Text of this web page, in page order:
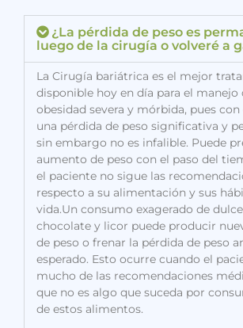
¿La pérdida de peso es
luego de la cirugía o volveré a
La Cirugía bariátrica es el mejor
disponible hoy en día para el manejo
obesidad severa y mórbida, pues con
una pérdida de peso significativa y
sin embargo no es infalible. Puede
aumento de peso con el paso del
el paciente no sigue las
respecto a su alimentación y sus
vida.Un consumo exagerado de
chocolate y licor puede producir
de peso o frenar la pérdida de peso
esperado. Esto ocurre cuando el
mucho de las recomendaciones
que no es algo que suceda por
de estos alimentos.